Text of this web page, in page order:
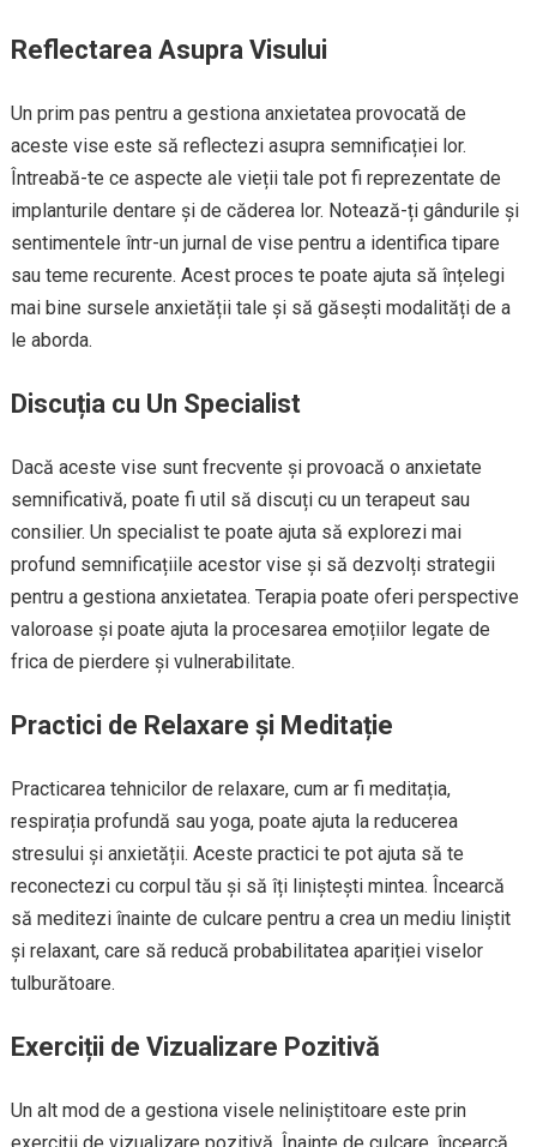
Reflectarea Asupra Visului
Un prim pas pentru a gestiona anxietatea provocată de
aceste vise este să reflectezi asupra semnificației lor.
Întreabă-te ce aspecte ale vieții tale pot fi reprezentate de
implanturile dentare și de căderea lor. Notează-ți gândurile și
sentimentele într-un jurnal de vise pentru a identifica tipare
sau teme recurente. Acest proces te poate ajuta să înțelegi
mai bine sursele anxietății tale și să găsești modalități de a
le aborda.
Discuția cu Un Specialist
Dacă aceste vise sunt frecvente și provoacă o anxietate
semnificativă, poate fi util să discuți cu un terapeut sau
consilier. Un specialist te poate ajuta să explorezi mai
profund semnificațiile acestor vise și să dezvolți strategii
pentru a gestiona anxietatea. Terapia poate oferi perspective
valoroase și poate ajuta la procesarea emoțiilor legate de
frica de pierdere și vulnerabilitate.
Practici de Relaxare și Meditație
Practicarea tehnicilor de relaxare, cum ar fi meditația,
respirația profundă sau yoga, poate ajuta la reducerea
stresului și anxietății. Aceste practici te pot ajuta să te
reconectezi cu corpul tău și să îți liniștești mintea. Încearcă
să meditezi înainte de culcare pentru a crea un mediu liniștit
și relaxant, care să reducă probabilitatea apariției viselor
tulburătoare.
Exerciții de Vizualizare Pozitivă
Un alt mod de a gestiona visele neliniștitoare este prin